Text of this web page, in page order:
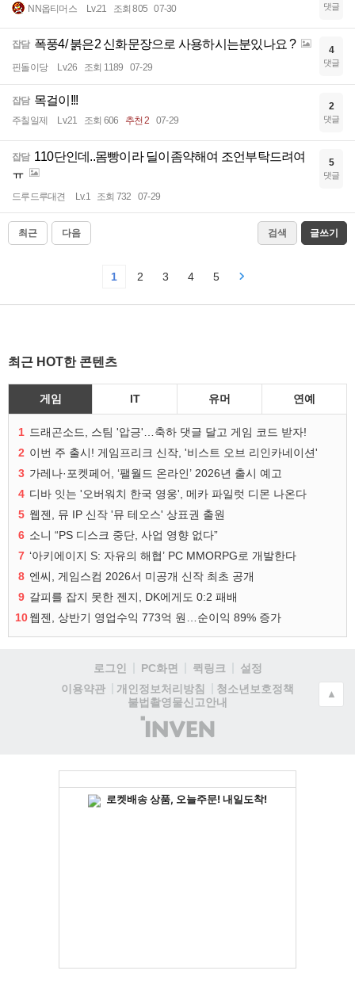
NN옵티머스 Lv.21 조회 805 07-30 댓글
잡담 폭풍4/ 붉은2 신화문장으로 사용하시는분있나요 ?
핀돌이당 Lv.26 조회 1189 07-29
4
댓글
잡담 목걸이!!!
주칠일제 Lv.21 조회 606 추천 2 07-29
2
댓글
잡담 110단인데..몸빵이라 딜이좀약해여 조언부탁드려여
ㅠ
드루드루대견 Lv.1 조회 732 07-29
5
댓글
최근 다음 검색 글쓰기
1 2 3 4 5
최근 HOT한 콘텐츠
게임 IT 유머 연예
1 드래곤소드, 스팀 '압긍'…축하 댓글 달고 게임 코드 받자!
2 이번 주 출시! 게임프리크 신작, '비스트 오브 리인카네이션'
3 가레나·포켓페어, ‘팰월드 온라인’ 2026년 출시 예고
4 디바 잇는 '오버워치 한국 영웅', 메카 파일럿 디몬 나온다
5 웹젠, 뮤 IP 신작 '뮤 테오스' 상표권 출원
6 소니 “PS 디스크 중단, 사업 영향 없다”
7 ‘아키에이지 S: 자유의 해협’ PC MMORPG로 개발한다
8 엔씨, 게임스컴 2026서 미공개 신작 최초 공개
9 갈피를 잡지 못한 젠지, DK에게도 0:2 패배
10웹젠, 상반기 영업수익 773억 원…순이익 89% 증가
로그인 PC화면 퀵링크
설정
이용약관
개인정보처리방침
청소년보호정책
불법촬영물신고안내
(주)
인
▲